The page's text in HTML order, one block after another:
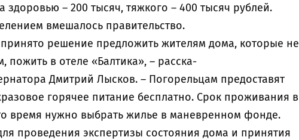
здоровью – 200 тысяч, тяжкого – 400 тысяч рублей.
вмешалось правительство.
решение предложить жителям дома, которые не
пожить в отеле «Балтика», – расска-
Дмитрий Лысков. – Погорельцам предоставят
горячее питание бесплатно. Срок проживания в
время нужно выбрать жилье в маневренном фонде.
проведения экспертизы состояния дома и принятия